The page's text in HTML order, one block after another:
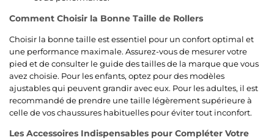
Comment Choisir la Bonne Taille de Rollers
Choisir la bonne taille est essentiel pour un confort optimal et
une performance maximale. Assurez-vous de mesurer votre
pied et de consulter le guide des tailles de la marque que vous
avez choisie. Pour les enfants, optez pour des modèles
ajustables qui peuvent grandir avec eux. Pour les adultes, il est
recommandé de prendre une taille légèrement supérieure à
celle de vos chaussures habituelles pour éviter tout inconfort.
Les Accessoires Indispensables pour Compléter Votre